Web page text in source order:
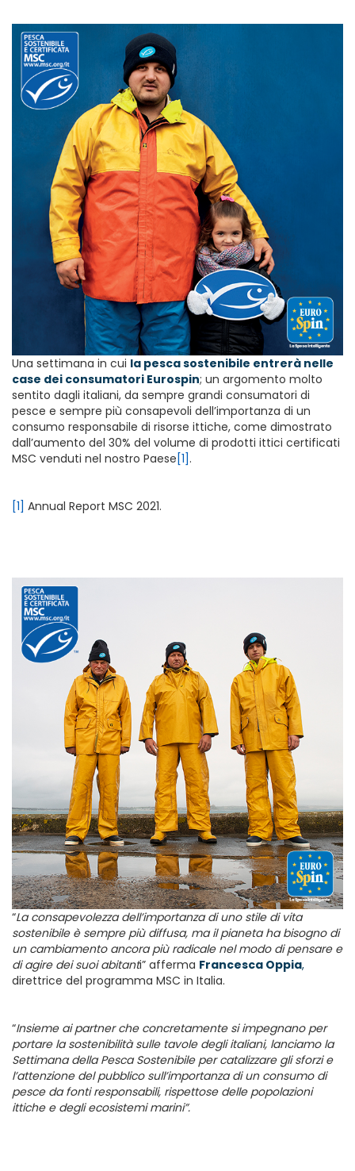
Una settimana in cui la pesca sostenibile entrerà nelle
case dei consumatori Eurospin; un argomento molto
sentito dagli italiani, da sempre grandi consumatori di
pesce e sempre più consapevoli dell’importanza di un
consumo responsabile di risorse ittiche, come dimostrato
dall’aumento del 30% del volume di prodotti ittici certificati
MSC venduti nel nostro Paese [1] .
[1] Annual Report MSC 2021.
“La consapevolezza dell’importanza di uno stile di vita
sostenibile è sempre più diffusa, ma il pianeta ha bisogno di
un cambiamento ancora più radicale nel modo di pensare e
di agire dei suoi abitanti” afferma Francesca Oppia,
direttrice del programma MSC in Italia.
“Insieme ai partner che concretamente si impegnano per
portare la sostenibilità sulle tavole degli italiani, lanciamo la
Settimana della Pesca Sostenibile per catalizzare gli sforzi e
l’attenzione del pubblico sull’importanza di un consumo di
pesce da fonti responsabili, rispettose delle popolazioni
ittiche e degli ecosistemi marini”.